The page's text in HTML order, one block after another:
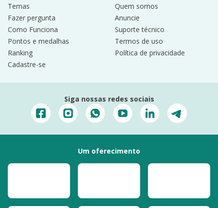
Temas
Fazer pergunta
Como Funciona
Pontos e medalhas
Ranking
Cadastre-se
Quem somos
Anuncie
Suporte técnico
Termos de uso
Política de privacidade
Siga nossas redes sociais
Um oferecimento